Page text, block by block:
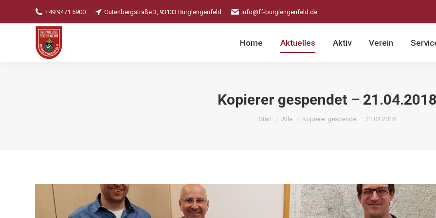
+49 9471 5900 Gutenbergstraße 3, 93133 Burglengenfeld info@ff-burglengenfeld.de
Home Aktuelles Aktiv Verein
Kopierer gespendet – 21.04.2018
Sie befinden sich hier:
Start Alle Kopierer gespendet – 21.04.2018